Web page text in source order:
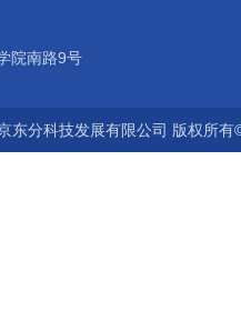
院南路9号
东分科技发展有限公司 版权所